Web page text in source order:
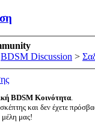
BDSM Discussion >
BDSM Κοινότητα.
και δεν έχετε
μέλη μας!